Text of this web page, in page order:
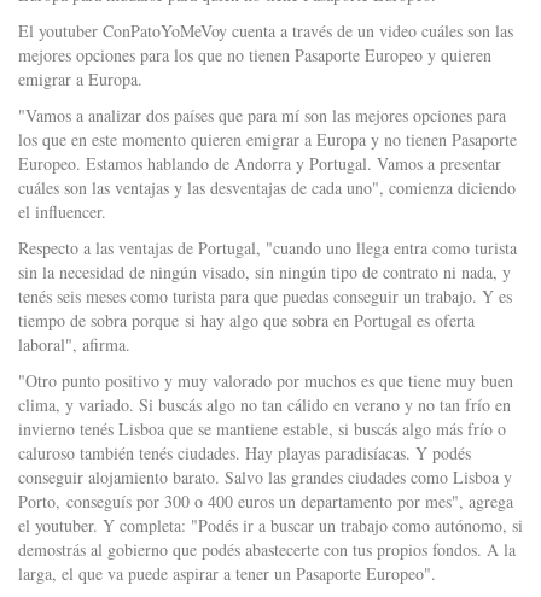
El youtuber ConPatoYoMeVoy cuenta a través de un video cuáles son las
mejores opciones para los que no tienen Pasaporte Europeo y quieren
emigrar a Europa.
"Vamos a analizar dos países que para mí son las mejores opciones para
los que en este momento quieren emigrar a Europa y no tienen Pasaporte
Europeo. Estamos hablando de Andorra y Portugal. Vamos a presentar
cuáles son las ventajas y las desventajas de cada uno", comienza diciendo
el influencer.
Respecto a las ventajas de Portugal, "cuando uno llega entra como turista
sin la necesidad de ningún visado, sin ningún tipo de contrato ni nada, y
tenés seis meses como turista para que puedas conseguir un trabajo. Y es
tiempo de sobra porque si hay algo que sobra en Portugal es oferta
laboral", afirma.
"Otro punto positivo y muy valorado por muchos es que tiene muy buen
clima, y variado. Si buscás algo no tan cálido en verano y no tan frío en
invierno tenés Lisboa que se mantiene estable, si buscás algo más frío o
caluroso también tenés ciudades. Hay playas paradisíacas. Y podés
conseguir alojamiento barato. Salvo las grandes ciudades como Lisboa y
Porto, conseguís por 300 o 400 euros un departamento por mes", agrega
el youtuber. Y completa: "Podés ir a buscar un trabajo como autónomo, si
demostrás al gobierno que podés abastecerte con tus propios fondos. A la
larga, el que va puede aspirar a tener un Pasaporte Europeo".